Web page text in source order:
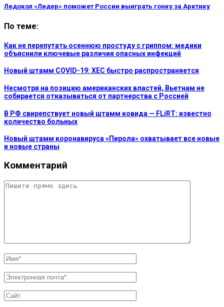
Ледокол «Лидер» поможет России выиграть гонку за Арктику
По теме:
Как не перепутать осеннюю простуду с гриппом: медики
объяснили ключевые различия опасных инфекций
Новый штамм COVID-19: XEC быстро распространяется
Несмотря на позицию американских властей, Вьетнам не
собирается отказываться от партнерства с Россией
В РФ свирепствует новый штамм ковида — FLiRT: известно
количество больных
Новый штамм коронавируса «Пирола» охватывает все новые
и новые страны
Комментарий